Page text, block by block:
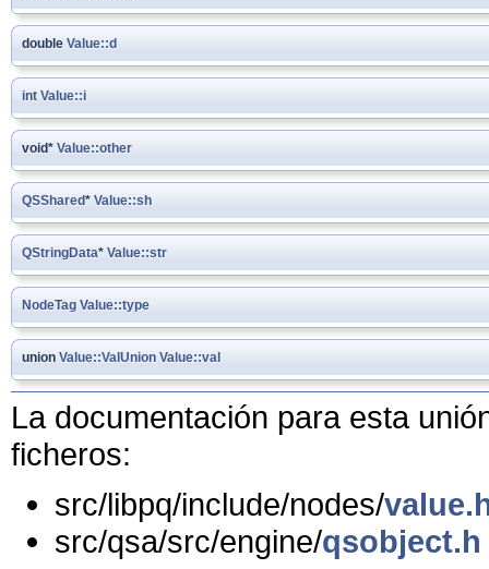
double Value::d
int Value::i
void* Value::other
QSShared* Value::sh
QStringData* Value::str
NodeTag Value::type
union Value::ValUnion Value::val
La documentación para esta
ficheros:
src/libpq/include/nodes/
src/qsa/src/engine/qsobject.h